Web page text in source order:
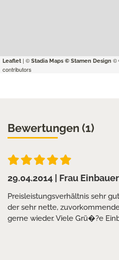
Leaflet | © Stadia Maps © Stamen Design ©
contributors
Bewertungen (1)
29.04.2014 | Frau Einbauer
Preisleistungsverhältnis sehr
der sehr nette,
gerne wieder. Viele Grü�?e